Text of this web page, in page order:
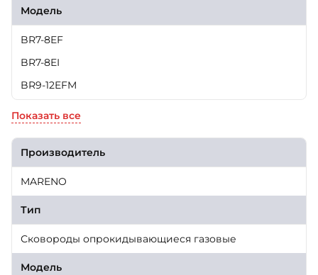
Модель
BR7-8EF
BR7-8EI
BR9-12EFM
Показать все
Производитель
MARENO
Тип
Сковороды опрокидывающиеся газовые
Модель